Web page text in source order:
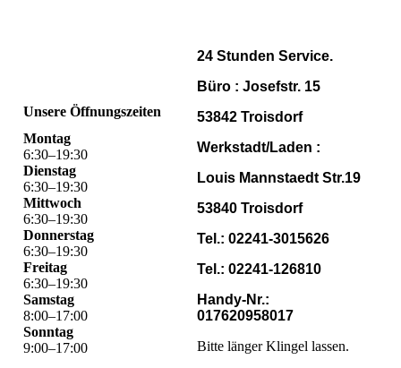
Unsere Öffnungszeiten
Montag
6:30–19:30
Dienstag
6:30–19:30
Mittwoch
6:30–19:30
Donnerstag
6:30–19:30
Freitag
6:30–19:30
Samstag
8:00–17:00
Sonntag
9:00–17:00
24 Stunden Service.
Büro : Josefstr. 15
53842 Troisdorf
Werkstadt/Laden :
Louis Mannstaedt Str.19
53840 Troisdorf
Tel.: 02241-3015626
Tel.: 02241-126810
Handy-Nr.:
017620958017
Bitte länger Klingel lassen.